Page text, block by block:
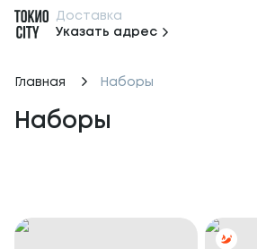
Доставка
Указать адрес
Главная Наборы
Наборы